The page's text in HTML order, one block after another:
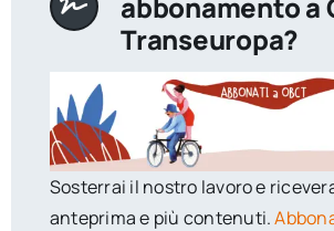
Transeuropa?
Sosterrai il nostro lavoro e
anteprima e più contenuti.